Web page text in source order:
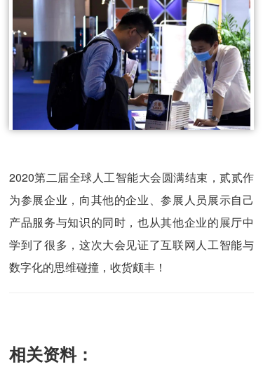
2020第二届全球人工智能大会圆满结束，贰贰作
为参展企业，向其他的企业、参展人员展示自己
产品服务与知识的同时，也从其他企业的展厅中
学到了很多，这次大会见证了互联网人工智能与
数字化的思维碰撞，收货颇丰！
相关资料：